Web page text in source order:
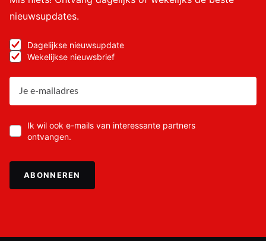
nieuwsupdates.
Dagelijkse nieuwsupdate
Wekelijkse nieuwsbrief
Ik wil ook e-mails van interessante partners
ontvangen.
ABONNEREN